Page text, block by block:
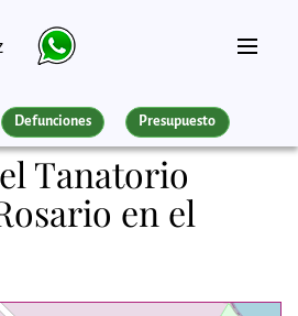
Defunciones Presupuesto
Tanatorio
en el